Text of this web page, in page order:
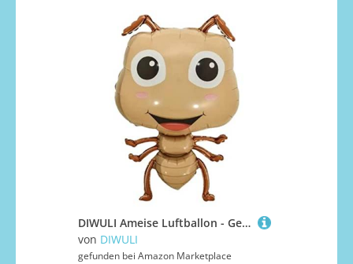
DIWULI Ameise Luftballon - Geburtstag Tier-Party Dekoration
von DIWULI
gefunden bei Amazon Marketplace